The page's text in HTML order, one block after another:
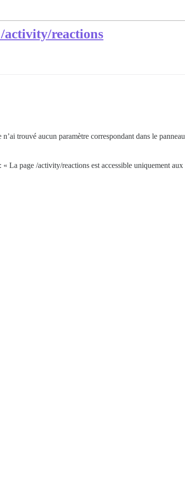
activity/reactions
trouvé aucun paramètre correspondant dans le panneau
La page /activity/reactions est accessible uniquement aux